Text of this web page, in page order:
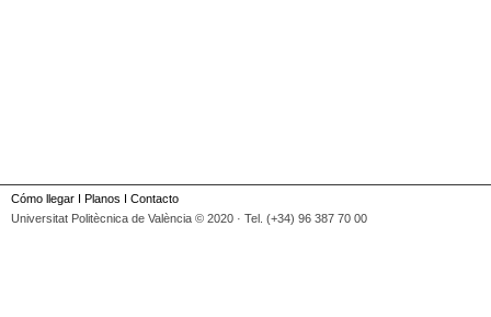
Cómo llegar I Planos I Contacto
Universitat Politècnica de València © 2020 · Tel. (+34) 96 387 70 00